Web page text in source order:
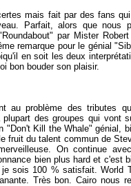
mais fait par des fans
Parfait, alors que nous
par Mister
remarque pour le génial
en soit les deux
au problème des tributes
plupart des groupes qui vont
"Don't Kill the Whale" génial,
fruit du talent commun de
On continue
bien plus hard et c'est
sois 100 % satisfait. World
Très bon. Cairo nous